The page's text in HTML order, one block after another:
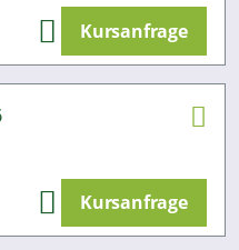
mit weiteren Daten
die sie im Rahmen Ihrer
Einwilligung zu
Kursanfrage
Kursanfrage